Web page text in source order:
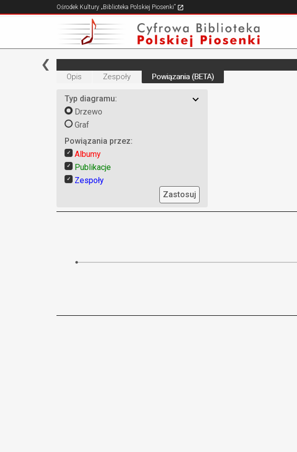
Ośrodek Kultury „Biblioteka Polskiej Piosenki”
Opis Zespoły Powiązania (BETA)
Typ diagramu:
Drzewo
Graf
Powiązania przez:
Albumy
Publikacje
Zespoły
Zastosuj